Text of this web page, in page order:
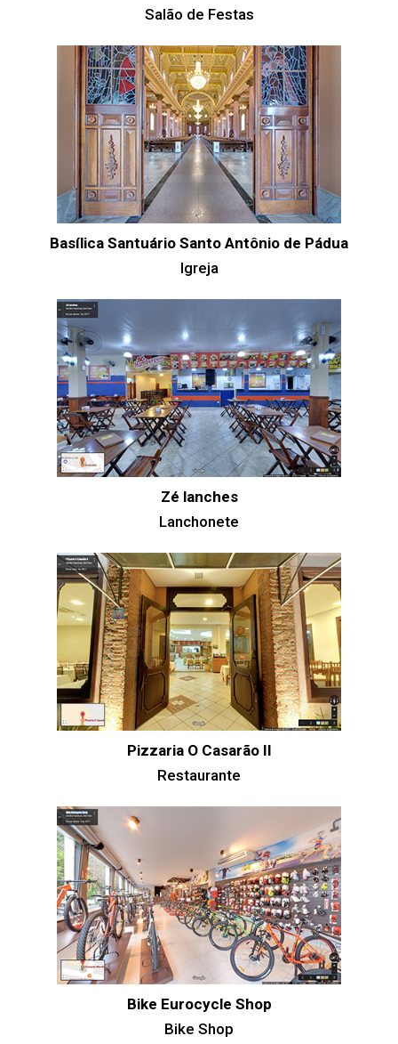
Salão de Festas
Basílica Santuário Santo Antônio de Pádua
Igreja
Zé lanches
Lanchonete
Pizzaria O Casarão II
Restaurante
Bike Eurocycle Shop
Bike Shop